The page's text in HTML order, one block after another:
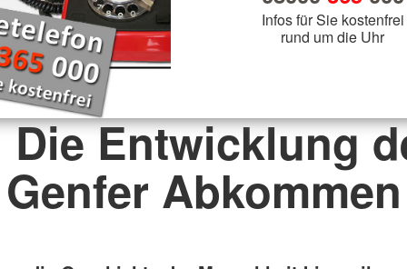
Infos für Sie kostenfrei
rund um die Uhr
Die Entwicklung
Genfer Abkommen